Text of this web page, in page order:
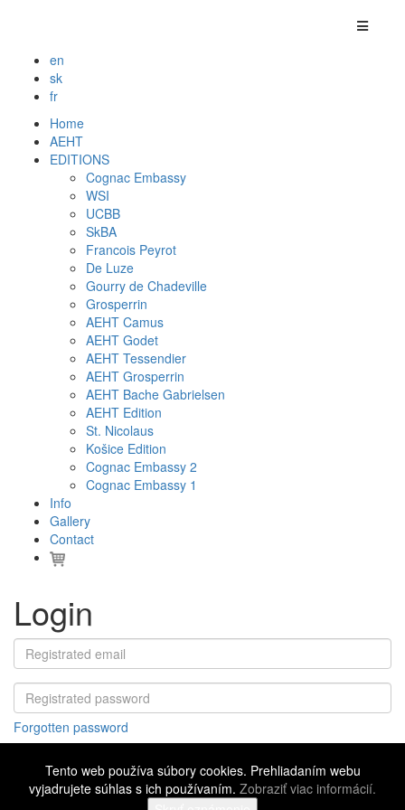
en
sk
fr
Home
AEHT
EDITIONS
Cognac Embassy
WSI
UCBB
SkBA
Francois Peyrot
De Luze
Gourry de Chadeville
Grosperrin
AEHT Camus
AEHT Godet
AEHT Tessendier
AEHT Grosperrin
AEHT Bache Gabrielsen
AEHT Edition
St. Nicolaus
Košice Edition
Cognac Embassy 2
Cognac Embassy 1
Info
Gallery
Contact
Login
Forgotten password
2016 - 2026 Cognac Embassy
Tento web používa súbory cookies. Prehliadaním webu
vyjadrujete súhlas s ich používaním. Zobraziť viac informácií.